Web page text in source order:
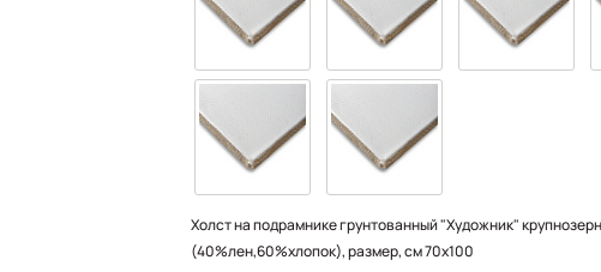
Холст на подрамнике грунтованный "Художник"
(40%лен,60%хлопок), размер, см 70х100